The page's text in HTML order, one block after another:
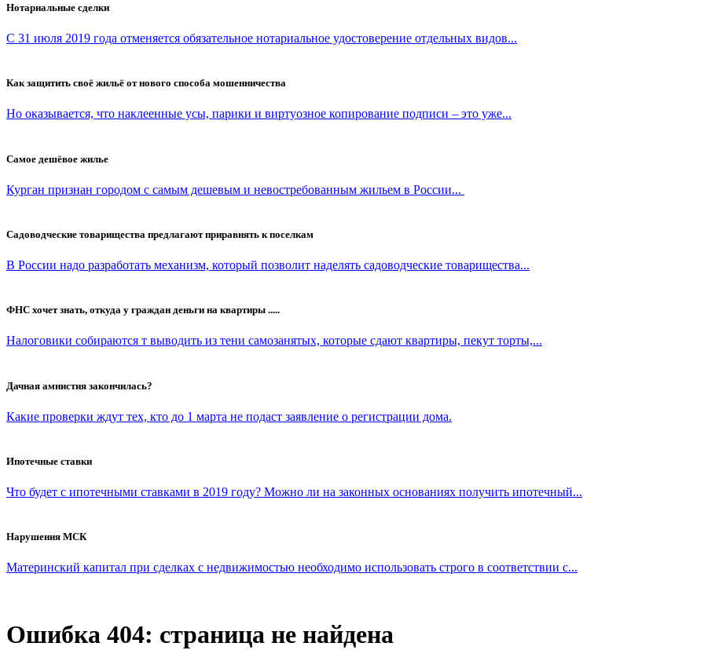
Нотариальные сделки
С 31 июля 2019 года отменяется обязательное нотариальное удостоверение отдельных видов...
Как защитить своё жильё от нового способа мошенничества
Но оказывается, что наклеенные усы, парики и виртуозное копирование подписи – это уже...
Самое дешёвое жилье
Курган признан городом с самым дешевым и невостребованным жильем в России...
Садоводческие товарищества предлагают приравнять к поселкам
В России надо разработать механизм, который позволит наделять садоводческие товарищества...
ФНС хочет знать, откуда у граждан деньги на квартиры .....
Налоговики собираются т выводить из тени самозанятых, которые сдают квартиры, пекут торты,...
Дачная амнистия закончилась?
Какие проверки ждут тех, кто до 1 марта не подаст заявление о регистрации дома.
Ипотечные ставки
Что будет с ипотечными ставками в 2019 году? Можно ли на законных основаниях получить ипотечный...
Нарушения МСК
Материнский капитал при сделках с недвижимостью необходимо использовать строго в соответствии с...
Ошибка 404: страница не найдена